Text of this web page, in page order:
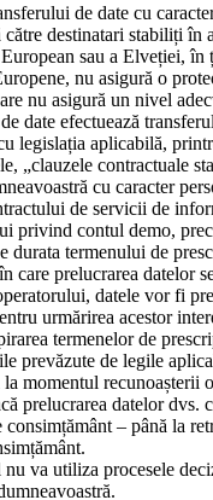
de date cu
către destinatari stabiliți în
sau a Elveției, în
nu asigură o
nu asigură un nivel
date efectuează
legislația aplicabilă,
„clauzele contractuale
cu caracter
de servicii de
privind contul demo,
durata termenului de
care prelucrarea datelor
datele vor fi
urmărirea acestor
termenelor de
prevăzute de legile
la momentul recunoașterii
prelucrarea datelor dvs.
consimțământ – până la
va utiliza procesele